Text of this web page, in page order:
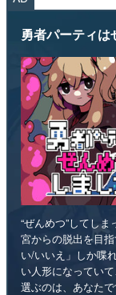
勇者パーティは
“ぜんめつ”してし
宮からの脱出を目
い/いいえ」しか喋
い人形になってい
選ぶのは、あなたで